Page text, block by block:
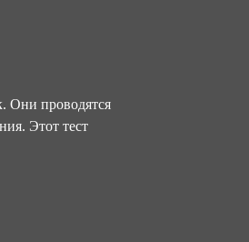
Они проводятся
Этот тест